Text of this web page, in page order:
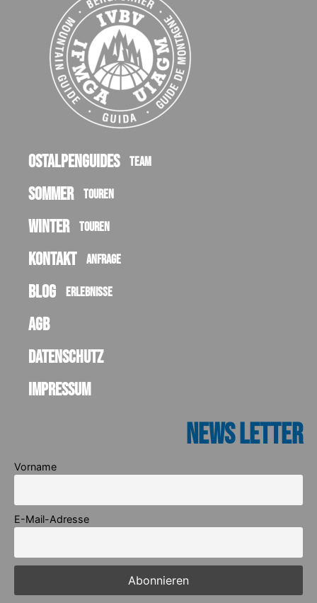
Ostalpenguides Team
Sommer Touren
Winter Touren
Kontakt Anfrage
Blog Erlebnisse
AGB
Datenschutz
Impressum
News Letter
Vorname
E-Mail-Adresse